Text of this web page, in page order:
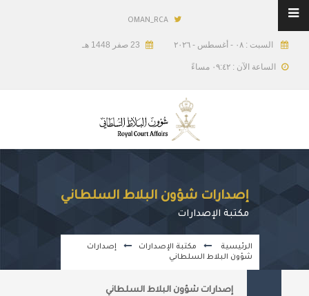
OMAN_RCA
السبت : ٠٨ - أغسطس - ٢٠٢٦ 23 صفر 1448 هـ
الساعة الآن : ٠٩:٤٢ مساءً
إصدارات شؤون البلاط السلطاني
مكتبة الإصدارات
الرئيسية مكتبة الإصدارات
إصدارات
شؤون البلاط السلطاني
إصدارات شؤون البلاط السلطاني